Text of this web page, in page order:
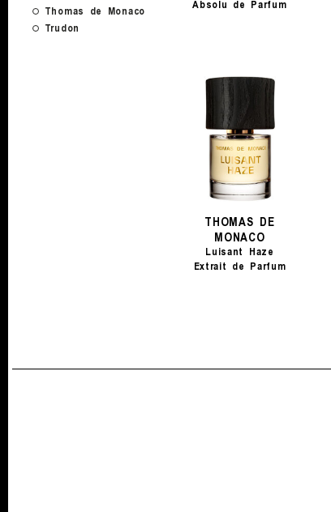
Thomas de Monaco
Trudon
Absolu de Parfum
THOMAS DE
MONACO
Luisant Haze
Extrait de Parfum